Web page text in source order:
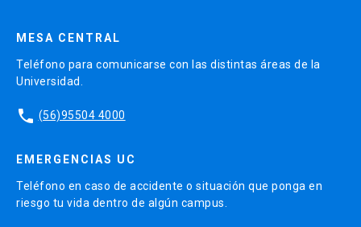
MESA CENTRAL
Teléfono para comunicarse con las distintas áreas de la
Universidad.
phone (56)95504 4000
EMERGENCIAS UC
Teléfono en caso de accidente o situación que ponga en
riesgo tu vida dentro de algún campus.